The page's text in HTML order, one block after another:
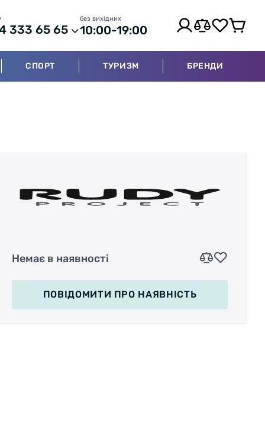
333 65 65
без вихідних
10:00-19:00
СПОРТ ТУРИЗМ БРЕНДИ
Немає в наявності
ПОВІДОМИТИ ПРО НАЯВНІСТЬ